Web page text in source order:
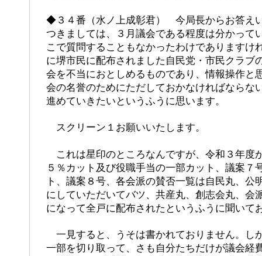
◆３４番（水ノ上成彰君） 今局長からお答え
つきましては、３月議会である程度は分かって
こで質問することもなかったわけでありますけ
に堺市民に配布されました自民党・市民クラブ
会を不当におとしめるものであり、情報操作と
会の名誉のためにただしておかなければならな
進めていきたいというふうに思います。
スクリーン１お願いいたします。
これは星印のところなんですが、令和３年度
５％カット及び役職手当の一部カット、議案７
ト、議案８号、各会派の賛否一覧は自民丸、公
にしていただいてバツ、共産丸、創志会丸、会
になって全戸に配布されたというふうに聞いて
一見すると、うそは書かれておりません。し
一部を切り取って、さも自分たちだけが議会経